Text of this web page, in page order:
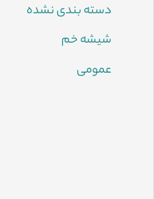
دسته بندی نشده
شیشه خم
عمومی